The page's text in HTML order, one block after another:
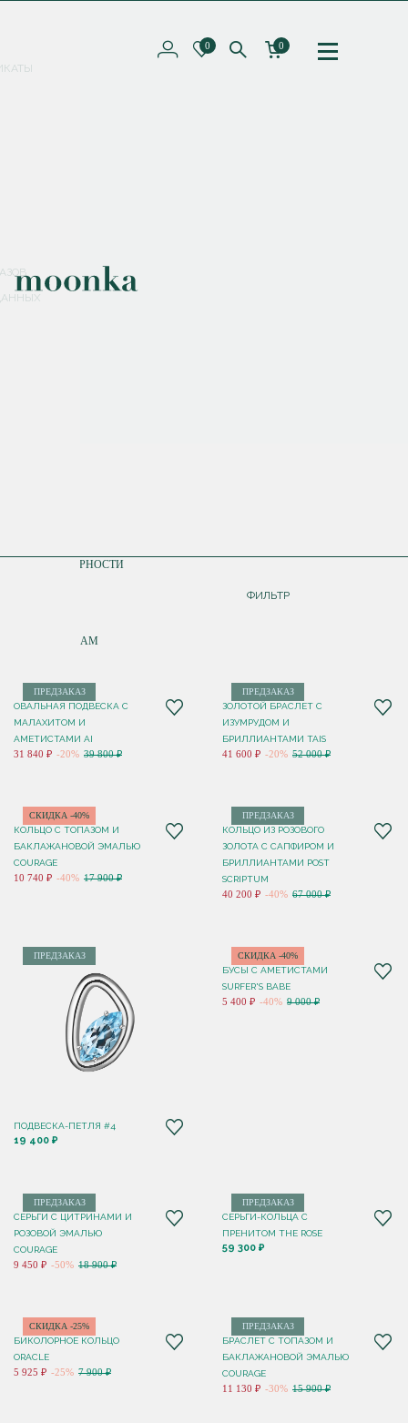
Соглашаюсь с
0 0
ПО ПОПУЛЯРНОСТИ
ПО НОВИНКАМ
ФИЛЬТР
ПРЕДЗАКАЗ
ОВАЛЬНАЯ ПОДВЕСКА С
МАЛАХИТОМ И
АМЕТИСТАМИ AI
31 840 ₽ -20% 39 800 ₽
ПРЕДЗАКАЗ
ЗОЛОТОЙ БРАСЛЕТ С
ИЗУМРУДОМ И
БРИЛЛИАНТАМИ TAIS
41 600 ₽ -20% 52 000 ₽
СКИДКА -40%
КОЛЬЦО С ТОПАЗОМ И
БАКЛАЖАНОВОЙ ЭМАЛЬЮ
COURAGE
10 740 ₽ -40% 17 900 ₽
ПРЕДЗАКАЗ
КОЛЬЦО ИЗ РОЗОВОГО
ЗОЛОТА С САПФИРОМ И
БРИЛЛИАНТАМИ POST
SCRIPTUM
40 200 ₽ -40% 67 000 ₽
ПРЕДЗАКАЗ
ПОДВЕСКА-ПЕТЛЯ #4
19 400 ₽
СКИДКА -40%
БУСЫ С АМЕТИСТАМИ
SURFER'S BABE
5 400 ₽ -40% 9 000 ₽
ПРЕДЗАКАЗ
СЕРЬГИ С ЦИТРИНАМИ И
РОЗОВОЙ ЭМАЛЬЮ
COURAGE
9 450 ₽ -50% 18 900 ₽
ПРЕДЗАКАЗ
СЕРЬГИ-КОЛЬЦА С
ПРЕНИТОМ THE ROSE
59 300 ₽
СКИДКА -25%
БИКОЛОРНОЕ КОЛЬЦО
ORACLE
5 925 ₽ -25% 7 900 ₽
ПРЕДЗАКАЗ
БРАСЛЕТ С ТОПАЗОМ И
БАКЛАЖАНОВОЙ ЭМАЛЬЮ
COURAGE
11 130 ₽ -30% 15 900 ₽